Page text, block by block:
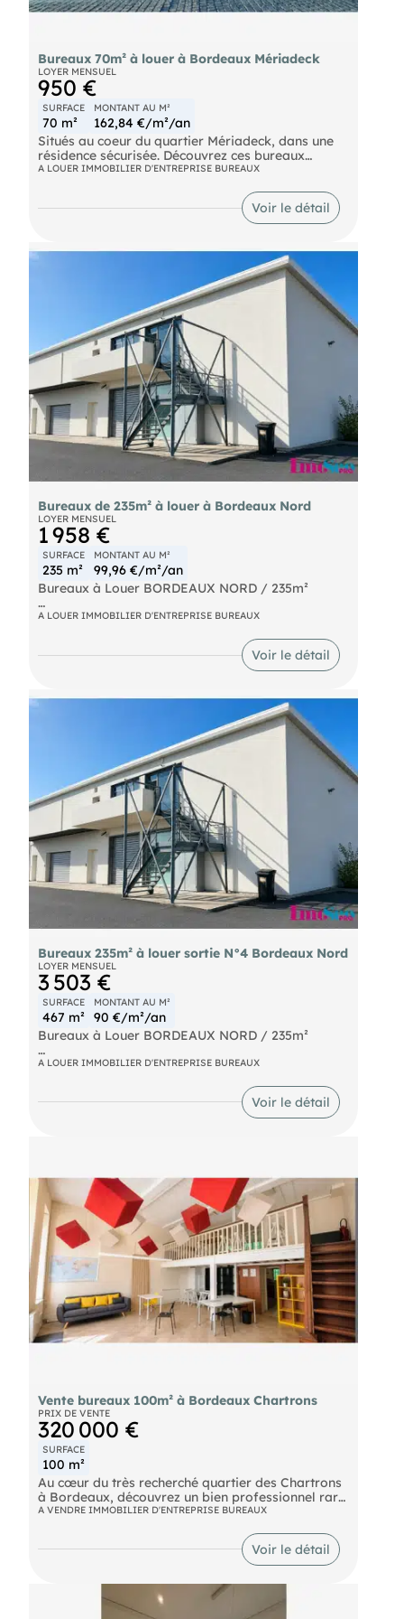
Bureaux 70m² à louer à Bordeaux Mériadeck
LOYER MENSUEL
950 €
SURFACE
70 m²
MONTANT AU M²
162,84 €/m²/an
Situés au coeur du quartier Mériadeck, dans une
résidence sécurisée. Découvrez ces bureaux
climatisés d'environ 70m2, accessibles par
Bail neuf (Commercial ou professionnel)
Accès PMR, Climatisation réversible, 4 bureaux
loyer HC / mois : 950 € Non soumis à TVA
Honoraires agence en plus : 4104 € TTC
ref :778 VB
A LOUER IMMOBILIER D'ENTREPRISE BUREAUX
Voir le détail
Bureaux de 235m² à louer à Bordeaux Nord
LOYER MENSUEL
1 958 €
SURFACE
235 m²
MONTANT AU M²
99,96 €/m²/an
Bureaux à Louer BORDEAUX NORD / 235m²
A proximité de la sortie n°4 de la rocade, dans un
cœur du quartier Bordeaux Nord, Bureaux à louer
d'environ 235m² en R+1 classés ERP.
A LOUER IMMOBILIER D'ENTREPRISE BUREAUX
Voir le détail
Bureaux 235m² à louer sortie N°4 Bordeaux Nord
LOYER MENSUEL
3 503 €
SURFACE
467 m²
MONTANT AU M²
90 €/m²/an
Bureaux à Louer BORDEAUX NORD / 235m²
A proximité de la sortie n°4 de la rocade, dans un
cœur du quartier Bordeaux Nord. Bureaux à louer
d'environ 467m² en R+1 classés ERP. Nombreuses
places de parking sécurisées. Accès PMR
A LOUER IMMOBILIER D'ENTREPRISE BUREAUX
Voir le détail
Vente bureaux 100m² à Bordeaux Chartrons
PRIX DE VENTE
320 000 €
SURFACE
100 m²
Au cœur du très recherché quartier des Chartrons
à Bordeaux, découvrez un bien professionnel rare
alliant le charme de l'ancien à un aménagement
dynamique à proximité immédiate des
commerces, restaurants, services et du tramway,
ces bureaux bénéficient d'une adresse stratégique
pour toute entreprise souhaitant renforcer son
image et offrir un cadre de travail inspirant à ses
collaborateurs.
A VENDRE IMMOBILIER D'ENTREPRISE BUREAUX
Voir le détail